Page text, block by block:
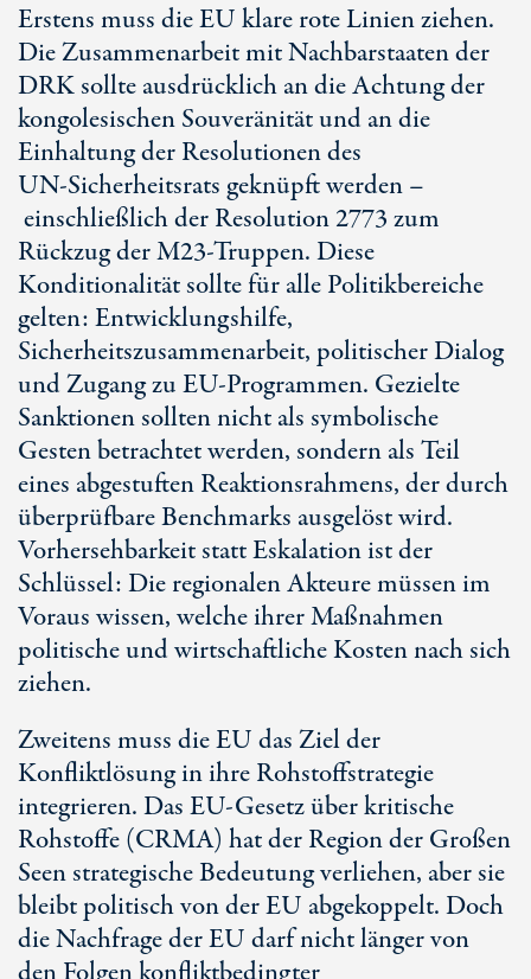
Erstens muss die EU klare rote Linien ziehen.
Die Zusammenarbeit mit Nachbarstaaten der
DRK sollte ausdrücklich an die Achtung der
kongolesischen Souveränität und an die
Einhaltung der Resolutionen des
UN-Sicherheitsrats geknüpft werden –
einschließlich der Resolution 2773 zum
Rückzug der M23-Truppen. Diese
Konditionalität sollte für alle Politikbereiche
gelten: Entwicklungshilfe,
Sicherheitszusammenarbeit, politischer Dialog
und Zugang zu EU-Programmen. Gezielte
Sanktionen sollten nicht als symbolische
Gesten betrachtet werden, sondern als Teil
eines abgestuften Reaktionsrahmens, der durch
überprüfbare Benchmarks ausgelöst wird.
Vorhersehbarkeit statt Eskalation ist der
Schlüssel: Die regionalen Akteure müssen im
Voraus wissen, welche ihrer Maßnahmen
politische und wirtschaftliche Kosten nach sich
ziehen.
Zweitens muss die EU das Ziel der
Konfliktlösung in ihre Rohstoffstrategie
integrieren. Das EU-Gesetz über kritische
Rohstoffe (CRMA) hat der Region der Großen
Seen strategische Bedeutung verliehen, aber sie
bleibt politisch von der EU abgekoppelt. Doch
die Nachfrage der EU darf nicht länger von